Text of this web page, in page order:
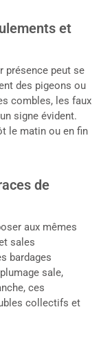
et
présence peut se
des pigeons ou
combles, les faux
signe évident.
le matin ou en fin
de
aux mêmes
sales
bardages
sale,
ces
collectifs et